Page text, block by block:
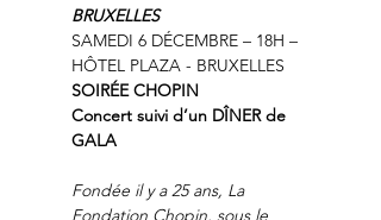
BRUXELLES
SAMEDI 6 DÉCEMBRE – 18H –
HÔTEL PLAZA - BRUXELLES
SOIRÉE CHOPIN
Concert suivi d’un DÎNER de
GALA
Fondée il y a 25 ans, La
Fondation Chopin, sous le